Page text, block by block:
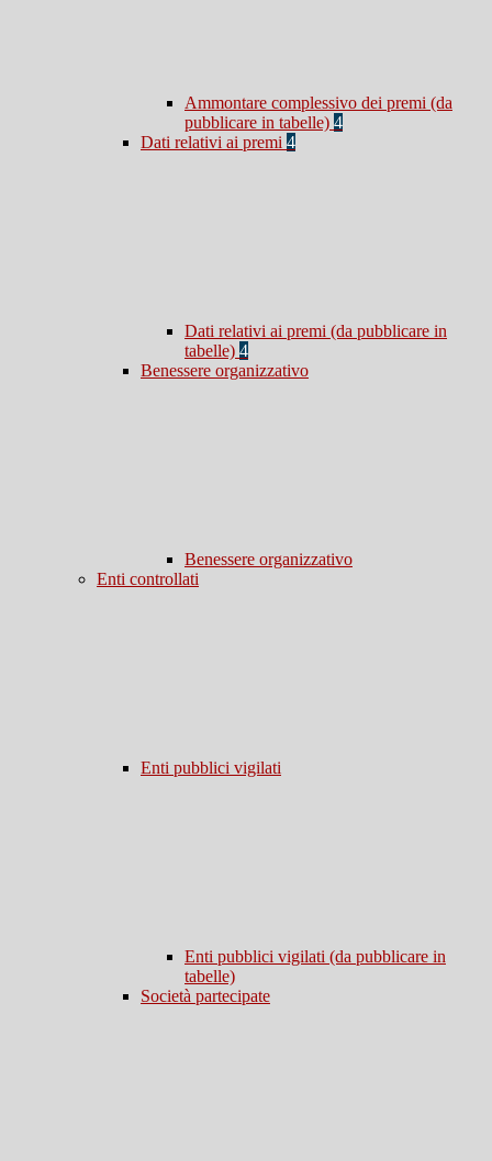
Ammontare complessivo dei premi (da
pubblicare in tabelle) 4
Dati relativi ai premi 4
Dati relativi ai premi (da pubblicare in
tabelle) 4
Benessere organizzativo
Benessere organizzativo
Enti controllati
Enti pubblici vigilati
Enti pubblici vigilati (da pubblicare in
tabelle)
Società partecipate